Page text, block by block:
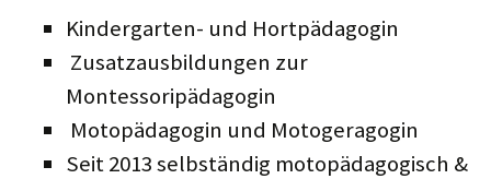
Kindergarten- und Hortpädagogin
Zusatzausbildungen zur
Montessoripädagogin
Motopädagogin und Motogeragogin
Seit 2013 selbständig motopädagogisch &